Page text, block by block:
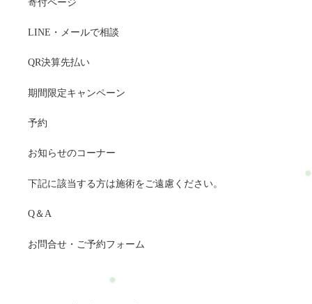
寄付ページ
LINE・メールで相談
QR決算先払い
期間限定キャンペーン
予約
お知らせのコーナー
下記に該当する方は施術をご遠慮ください。
Q＆A
お問合せ・ご予約フォーム